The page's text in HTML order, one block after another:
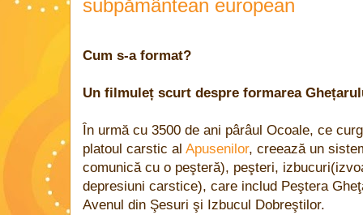
subpământean european
Cum s-a format?
Un filmuleț scurt despre formarea
În urmă cu 3500 de ani pârâul Ocoale, ce
platoul carstic al Apusenilor, creează un
comunică cu o peşteră), peşteri,
depresiuni carstice), care includ Peştera
Avenul din Şesuri şi Izbucul Dobreştilor.